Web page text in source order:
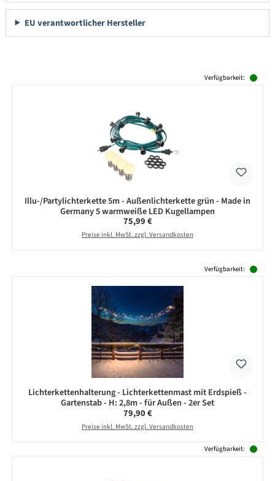
EU verantwortlicher Hersteller
Verfügbarkeit:
Illu-/Partylichterkette 5m - Außenlichterkette grün - Made in
Germany 5 warmweiße LED Kugellampen
Regulärer Preis:
75,99 €
Preise inkl. MwSt. zzgl. Versandkosten
Verfügbarkeit:
Lichterkettenhalterung - Lichterkettenmast mit Erdspieß -
Gartenstab - H: 2,8m - für Außen - 2er Set
Regulärer Preis:
79,90 €
Preise inkl. MwSt. zzgl. Versandkosten
Verfügbarkeit: